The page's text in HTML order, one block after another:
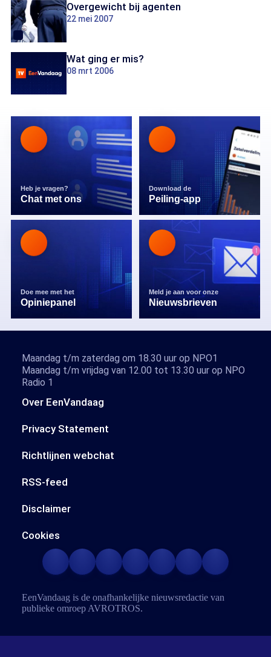
Overgewicht bij agenten
22 mei 2007
Wat ging er mis?
08 mrt 2006
Heb je vragen?
Chat met ons
Download de
Peiling-app
Doe mee met het
Opiniepanel
Meld je aan voor onze
Nieuwsbrieven
Over EenVandaag
Privacy Statement
Richtlijnen webchat
RSS-feed
Disclaimer
Cookies
Maandag t/m zaterdag om 18.30 uur op NPO1
Maandag t/m vrijdag van 12.00 tot 13.30 uur op NPO
Radio 1
EenVandaag is de onafhankelijke nieuwsredactie van
publieke omroep AVROTROS.